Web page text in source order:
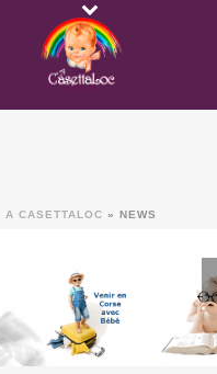
A CASETTALOC » NEWS